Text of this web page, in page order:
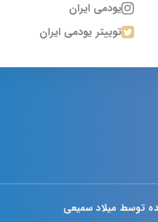
یودمی ایران
توییتر یودمی ایران
توسط میلاد سمیعی